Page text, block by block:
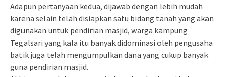
Adapun pertanyaan kedua, dijawab dengan lebih mudah
karena selain telah disiapkan satu bidang tanah yang akan
digunakan untuk pendirian masjid, warga kampung
Tegalsari yang kala itu banyak didominasi oleh pengusaha
batik juga telah mengumpulkan dana yang cukup banyak
guna pendirian masjid.